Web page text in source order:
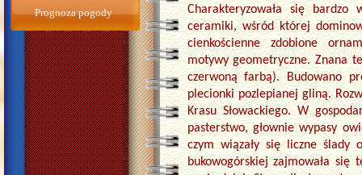
Prognoza pogody
Charakteryzowała się bardzo
ceramiki, wśród której
cienkościenne zdobione
motywy geometryczne. Znana
czerwoną farbą). Budowano
plecionki pozlepianej gliną.
Krasu Słowackiego. W
pasterstwo, głownie wypasy
czym wiązały się liczne ślady
bukowogórskiej zajmowała się